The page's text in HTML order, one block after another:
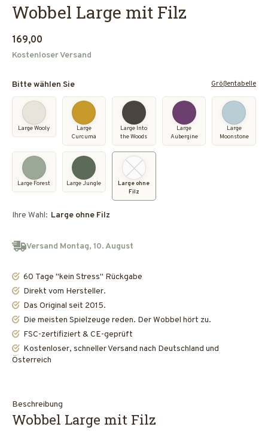
Wobbel Large mit Filz
169,00
Kostenloser Versand
Bitte wählen Sie
Large Wooly
Large
Curcuma
Large Into
the Woods
Large
Aubergine
Large
Moonstone
Large Forest Large Jungle
Large ohne
Filz
Ihre Wahl: Large ohne Filz
Größentabelle
Versand Montag, 10. August
60 Tage "kein Stress" Rückgabe
Direkt vom Hersteller.
Das Original seit 2015.
Die meisten Spielzeuge reden. Der Wobbel hört zu.
FSC-zertifiziert & CE-geprüft
Kostenloser, schneller Versand nach Deutschland und
Österreich
Beschreibung
Wobbel Large mit Filz